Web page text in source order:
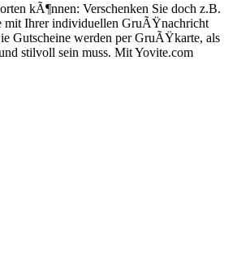
kÃ¶nnen: Verschenken Sie doch z.B.
mit Ihrer individuellen GruÃŸnachricht
Gutscheine werden per GruÃŸkarte, als
stilvoll sein muss. Mit Yovite.com